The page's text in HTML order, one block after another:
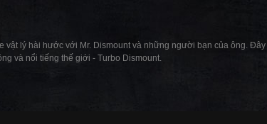
vật lý hài hước với Mr. Dismount và những người bạn của ông.
và nổi tiếng thế giới - Turbo Dismount.